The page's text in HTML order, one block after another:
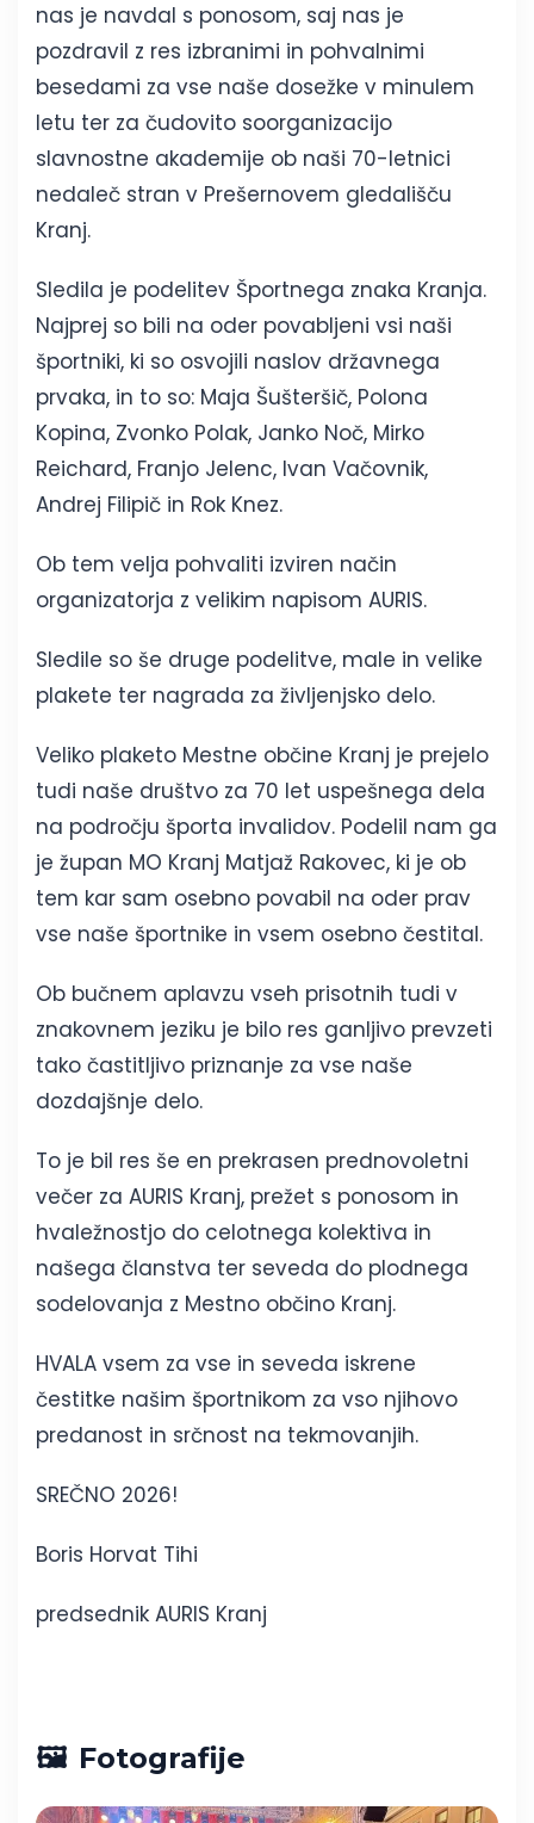
nas je navdal s ponosom, saj nas je
pozdravil z res izbranimi in pohvalnimi
besedami za vse naše dosežke v minulem
letu ter za čudovito soorganizacijo
slavnostne akademije ob naši 70-letnici
nedaleč stran v Prešernovem gledališču
Kranj.
Sledila je podelitev Športnega znaka Kranja.
Najprej so bili na oder povabljeni vsi naši
športniki, ki so osvojili naslov državnega
prvaka, in to so: Maja Šušteršič, Polona
Kopina, Zvonko Polak, Janko Noč, Mirko
Reichard, Franjo Jelenc, Ivan Vačovnik,
Andrej Filipič in Rok Knez.
Ob tem velja pohvaliti izviren način
organizatorja z velikim napisom AURIS.
Sledile so še druge podelitve, male in velike
plakete ter nagrada za življenjsko delo.
Veliko plaketo Mestne občine Kranj je prejelo
tudi naše društvo za 70 let uspešnega dela
na področju športa invalidov. Podelil nam ga
je župan MO Kranj Matjaž Rakovec, ki je ob
tem kar sam osebno povabil na oder prav
vse naše športnike in vsem osebno čestital.
Ob bučnem aplavzu vseh prisotnih tudi v
znakovnem jeziku je bilo res ganljivo prevzeti
tako častitljivo priznanje za vse naše
dozdajšnje delo.
To je bil res še en prekrasen prednovoletni
večer za AURIS Kranj, prežet s ponosom in
hvaležnostjo do celotnega kolektiva in
našega članstva ter seveda do plodnega
sodelovanja z Mestno občino Kranj.
HVALA vsem za vse in seveda iskrene
čestitke našim športnikom za vso njihovo
predanost in srčnost na tekmovanjih.
SREČNO 2026!
Boris Horvat Tihi
predsednik AURIS Kranj
Fotografije